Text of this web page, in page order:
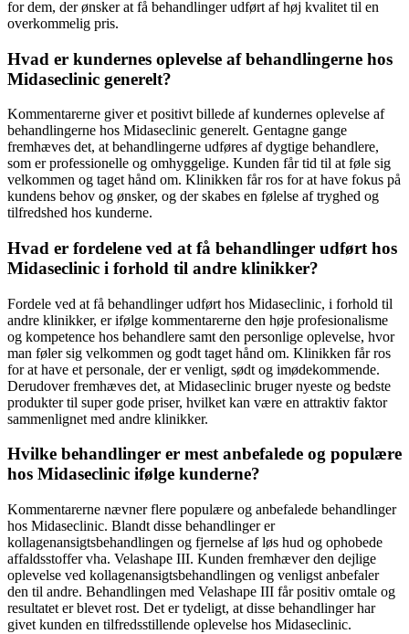
for dem, der ønsker at få behandlinger udført af høj kvalitet til en
overkommelig pris.
Hvad er kundernes oplevelse af behandlingerne hos
Midaseclinic generelt?
Kommentarerne giver et positivt billede af kundernes oplevelse af
behandlingerne hos Midaseclinic generelt. Gentagne gange
fremhæves det, at behandlingerne udføres af dygtige behandlere,
som er professionelle og omhyggelige. Kunden får tid til at føle sig
velkommen og taget hånd om. Klinikken får ros for at have fokus på
kundens behov og ønsker, og der skabes en følelse af tryghed og
tilfredshed hos kunderne.
Hvad er fordelene ved at få behandlinger udført hos
Midaseclinic i forhold til andre klinikker?
Fordele ved at få behandlinger udført hos Midaseclinic, i forhold til
andre klinikker, er ifølge kommentarerne den høje profesionalisme
og kompetence hos behandlere samt den personlige oplevelse, hvor
man føler sig velkommen og godt taget hånd om. Klinikken får ros
for at have et personale, der er venligt, sødt og imødekommende.
Derudover fremhæves det, at Midaseclinic bruger nyeste og bedste
produkter til super gode priser, hvilket kan være en attraktiv faktor
sammenlignet med andre klinikker.
Hvilke behandlinger er mest anbefalede og populære
hos Midaseclinic ifølge kunderne?
Kommentarerne nævner flere populære og anbefalede behandlinger
hos Midaseclinic. Blandt disse behandlinger er
kollagenansigtsbehandlingen og fjernelse af løs hud og ophobede
affaldsstoffer vha. Velashape III. Kunden fremhæver den dejlige
oplevelse ved kollagenansigtsbehandlingen og venligst anbefaler
den til andre. Behandlingen med Velashape III får positiv omtale og
resultatet er blevet rost. Det er tydeligt, at disse behandlinger har
givet kunden en tilfredsstillende oplevelse hos Midaseclinic.